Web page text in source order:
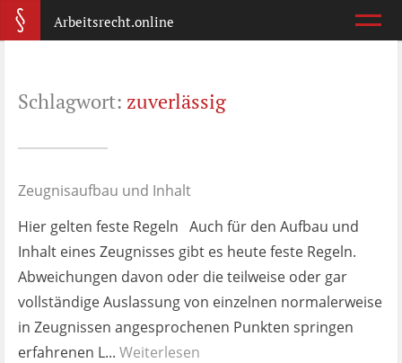
Arbeitsrecht.online
Was ist wichtig?
Wie reagiere ich?
Kündigung
Was jetzt?
Aufhebungsvertrag
Wann lohnt er sich?
Schlagwort: zuverlässig
Zeugnisaufbau und Inhalt
Hier gelten feste Regeln Auch für den Aufbau und
Inhalt eines Zeugnisses gibt es heute feste Regeln.
Abweichungen davon oder die teilweise oder gar
vollständige Auslassung von einzelnen normalerweise
in Zeugnissen angesprochenen Punkten springen
erfahrenen L... Weiterlesen